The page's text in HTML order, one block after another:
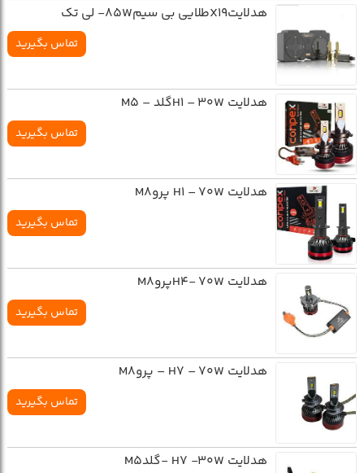
هدلايتX19طلايي بي سيم85W- لي تک
تماس بگیرید
هدلایت H1 – 30Wگلد – M5
تماس بگیرید
هدلایت H1 – 70W پروM8
تماس بگیرید
هدلایت H4- 70WپروM8
تماس بگیرید
هدلایت H7 – 70W – پروM8
تماس بگیرید
هدلایت H7 -30W -گلدM5